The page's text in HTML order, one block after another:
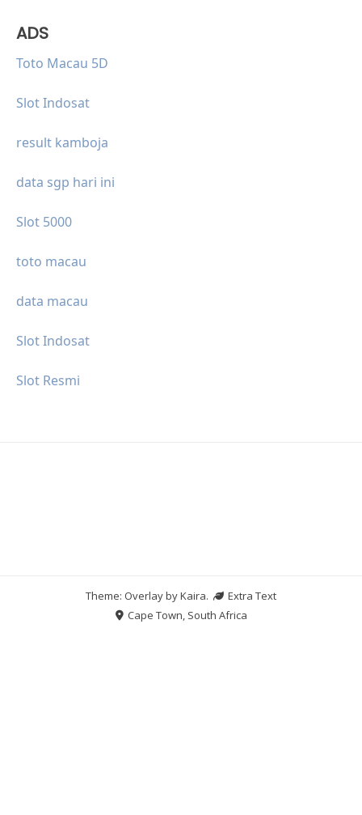
ADS
Toto Macau 5D
Slot Indosat
result kamboja
data sgp hari ini
Slot 5000
toto macau
data macau
Slot Indosat
Slot Resmi
Theme: Overlay byKaira.
Extra Text
Cape Town, South Africa